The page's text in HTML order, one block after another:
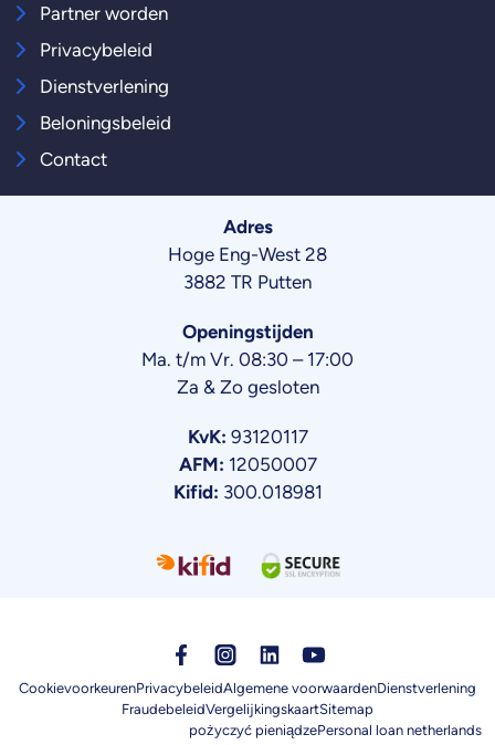
Partner worden
Privacybeleid
Dienstverlening
Beloningsbeleid
Contact
Adres
Hoge Eng-West 28
3882 TR Putten
Openingstijden
Ma. t/m Vr. 08:30 – 17:00
Za & Zo gesloten
KvK: 93120117
AFM: 12050007
Kifid: 300.018981
CookievoorkeurenPrivacybeleidAlgemene voorwaardenDienstverlening
FraudebeleidVergelijkingskaartSitemap
pożyczyć pieniądzePersonal loan netherlands